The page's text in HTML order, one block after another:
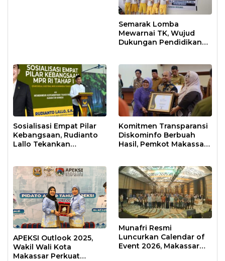
Semarak Lomba
Mewarnai TK, Wujud
Dukungan Pendidikan
Sosialisasi Empat Pilar
Kebangsaan, Rudianto
Lallo Tekankan
Komitmen Transparansi
Diskominfo Berbuah
Hasil, Pemkot Makassar
APEKSI Outlook 2025,
Wakil Wali Kota
Makassar Perkuat
Munafri Resmi
Luncurkan Calendar of
Event 2026, Makassar